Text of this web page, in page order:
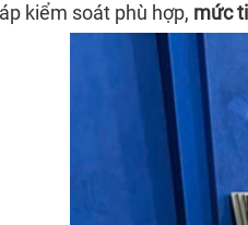
kiểm soát phù hợp, mức